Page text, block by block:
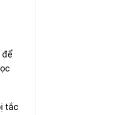
để
tắc